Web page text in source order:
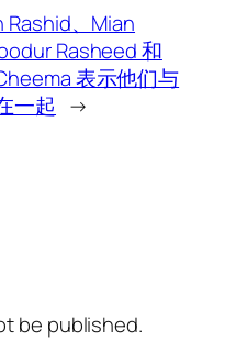
Rashid、Mian
Rasheed 和
表示他们与
一起 →
be published.